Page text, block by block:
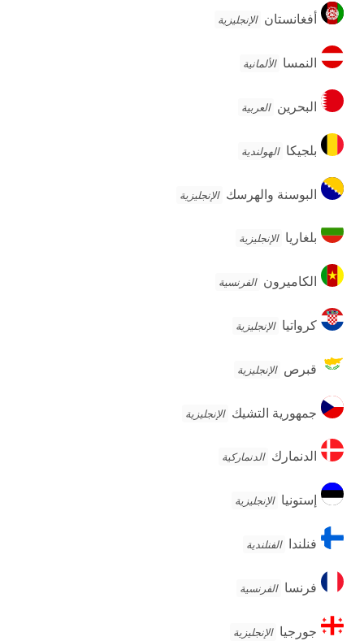
أفغانستان
أفغانستان الإنجليزية
النمسا
النمسا الألمانية
البحرين
البحرين العربية
بلجيكا
بلجيكا الهولندية
البوسنة
والهرسك
البوسنة والهرسك الإنجليزية
بلغاريا
بلغاريا الإنجليزية
الكاميرون
الكاميرون الفرنسية
كرواتيا
كرواتيا الإنجليزية
قبرص الإنجليزية
جمهورية
التشيك
جمهورية التشيك الإنجليزية
الدنمارك
الدنمارك الدنماركية
إستونيا
إستونيا الإنجليزية
فنلندا
فنلندا الفنلندية
فرنسا
فرنسا الفرنسية
جورجيا
جورجيا الإنجليزية